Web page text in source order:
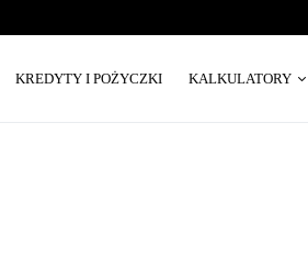
KREDYTY I POŻYCZKI KALKULATORY